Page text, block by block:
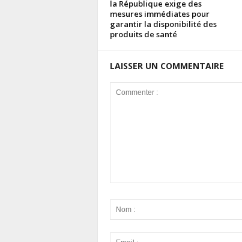
la République exige des
mesures immédiates pour
garantir la disponibilité des
produits de santé
LAISSER UN COMMENTAIRE